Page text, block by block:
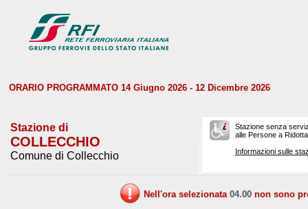
ORARIO PROGRAMMATO 14 Giugno 2026 - 12 Dicembre 2026
Stazione di
COLLECCHIO
Comune di Collecchio
Stazione senza
alle Persone a
Informazioni sulle
Nell'ora selezionata 04.00 non sono